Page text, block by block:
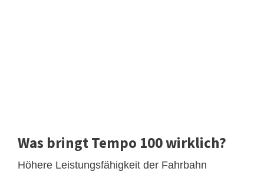
Was bringt Tempo 100 wirklich?
Höhere Leistungsfähigkeit der Fahrbahn